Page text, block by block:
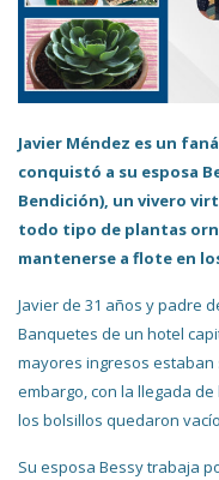
Javier Méndez es un
conquistó a su esposa
Bendición), un vivero
todo tipo de plantas
mantenerse a flote en
Javier de 31 años y padre
Banquetes de un hotel
mayores ingresos
embargo, con la llegada
los bolsillos quedaron
Su esposa Bessy trabaja